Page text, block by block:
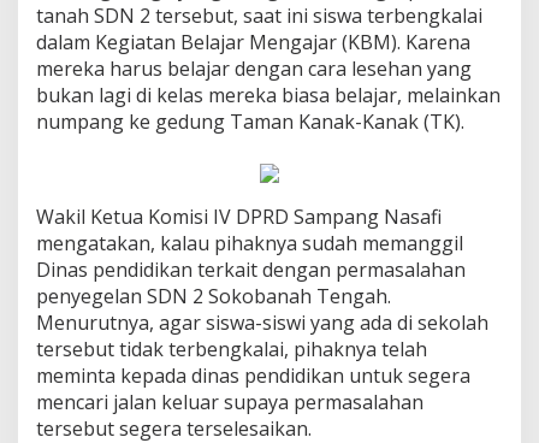
tanah SDN 2 tersebut, saat ini siswa terbengkalai
dalam Kegiatan Belajar Mengajar (KBM). Karena
mereka harus belajar dengan cara lesehan yang
bukan lagi di kelas mereka biasa belajar, melainkan
numpang ke gedung Taman Kanak-Kanak (TK).
Wakil Ketua Komisi IV DPRD Sampang Nasafi
mengatakan, kalau pihaknya sudah memanggil
Dinas pendidikan terkait dengan permasalahan
penyegelan SDN 2 Sokobanah Tengah.
Menurutnya, agar siswa-siswi yang ada di sekolah
tersebut tidak terbengkalai, pihaknya telah
meminta kepada dinas pendidikan untuk segera
mencari jalan keluar supaya permasalahan
tersebut segera terselesaikan.